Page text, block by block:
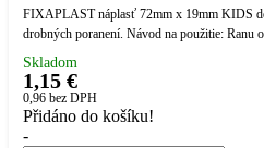
FIXAPLAST náplasť 72mm x 19mm KIDS
drobných poranení. Návod na použitie: Ranu
Skladom
1,15 €
0,96 bez DPH
Přidáno do košíku!
-